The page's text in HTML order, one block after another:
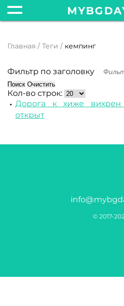
Главная Теги кемпинг
Фильтр по заголовку
Поиск Очистить
Кол-во строк:
Дорога к хиже
открыт
© 2017-